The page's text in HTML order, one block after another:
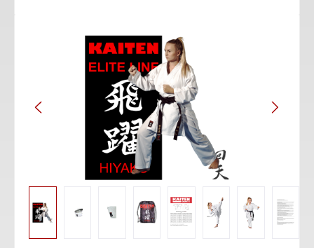
Bildergalerie überspringen